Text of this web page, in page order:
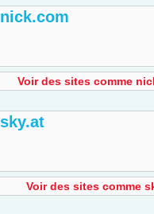
nick.com
Voir des sites comme
sky.at
Voir des sites comme